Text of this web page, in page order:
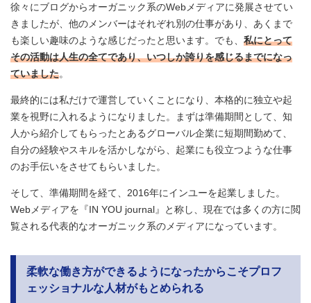
徐々にブログからオーガニック系のWebメディアに発展させてい
きましたが、他のメンバーはそれぞれ別の仕事があり、あくまで
も楽しい趣味のような感じだったと思います。でも、 私にとって
その活動は人生の全てであり、いつしか誇りを感じるまでになっ
ていました。
最終的には私だけで運営していくことになり、本格的に独立や起
業を視野に入れるようになりました。まずは準備期間として、知
人から紹介してもらったとあるグローバル企業に短期間勤めて、
自分の経験やスキルを活かしながら、起業にも役立つような仕事
のお手伝いをさせてもらいました。
そして、準備期間を経て、2016年にインユーを起業しました。
Webメディアを『IN YOU journal』と称し、現在では多くの方に閲
覧される代表的なオーガニック系のメディアになっています。
柔軟な働き方ができるようになったからこそプロフ
ェッショナルな人材がもとめられる